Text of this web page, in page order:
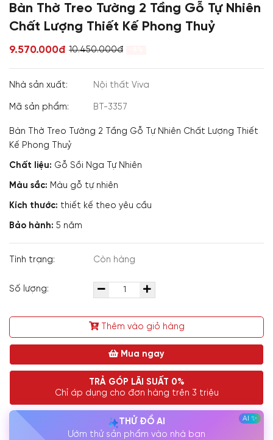
Bàn Thờ Treo Tường 2 Tầng Gỗ Tự Nhiên
Chất Lượng Thiết Kế Phong Thuỷ
9.570.000đ 10.450.000đ
Nhà sản xuất: Nội thất Viva
Mã sản phẩm: BT-3357
Bàn Thờ Treo Tường 2 Tầng Gỗ Tự Nhiên Chất Lượng Thiết
Kế Phong Thuỷ
Chất liệu: Gỗ Sồi Nga Tự Nhiên
Màu sắc: Màu gỗ tự nhiên
Kích thước: thiết kế theo yêu cầu
Bảo hành: 5 năm
Tình trạng: Còn hàng
Số lượng:
Thêm vào giỏ hàng
Mua ngay
TRẢ GÓP LÃI SUẤT 0%
Chỉ áp dụng cho đơn hàng trên 3 triệu
THỬ ĐỒ AI
Ướm thử sản phẩm vào nhà bạn